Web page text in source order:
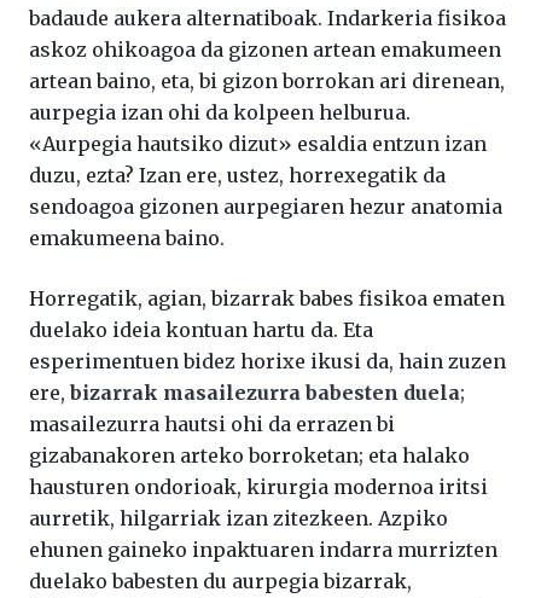
badaude aukera alternatiboak. Indarkeria fisikoa
askoz ohikoagoa da gizonen artean emakumeen
artean baino, eta, bi gizon borrokan ari direnean,
aurpegia izan ohi da kolpeen helburua.
«Aurpegia hautsiko dizut» esaldia entzun izan
duzu, ezta? Izan ere, ustez, horrexegatik da
sendoagoa gizonen aurpegiaren hezur anatomia
emakumeena baino.
Horregatik, agian, bizarrak babes fisikoa ematen
duelako ideia kontuan hartu da. Eta
esperimentuen bidez horixe ikusi da, hain zuzen
ere,bizarrak masailezurra babesten duela;
masailezurra hautsi ohi da errazen bi
gizabanakoren arteko borroketan; eta halako
hausturen ondorioak, kirurgia modernoa iritsi
aurretik, hilgarriak izan zitezkeen. Azpiko
ehunen gaineko inpaktuaren indarra murrizten
duelako babesten du aurpegia bizarrak,